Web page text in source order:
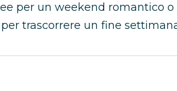
per un weekend romantico
trascorrere un fine